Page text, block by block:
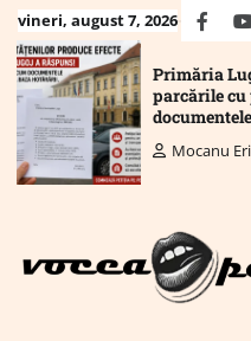
Skip
to
content
vineri, august 7, 2026
Primăria
parcările cu
Mocanu